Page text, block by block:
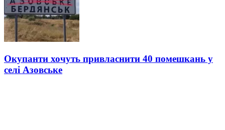
Окупанти хочуть привласнити 40 помешкань у
селі Азовське